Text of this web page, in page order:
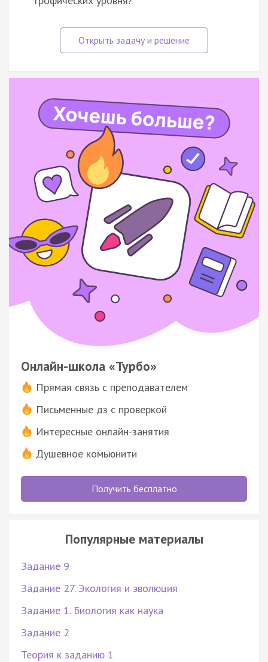
Онлайн-школа «Турбо»
Прямая связь с преподавателем
Письменные дз с проверкой
Интересные онлайн-занятия
Душевное комьюнити
Получить бесплатно
Популярные материалы
Задание 9
Задание 27. Экология и эволюция
Задание 1. Биология как наука
Задание 2
Теория к заданию 1